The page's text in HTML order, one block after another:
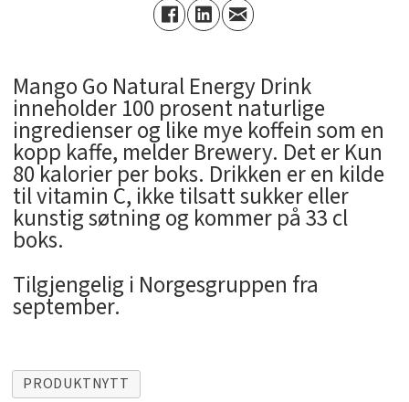
Mango Go Natural Energy Drink
inneholder 100 prosent naturlige
ingredienser og like mye koffein som en
kopp kaffe, melder Brewery. Det er Kun
80 kalorier per boks. Drikken er en kilde
til vitamin C, ikke tilsatt sukker eller
kunstig søtning og kommer på 33 cl
boks.
Tilgjengelig i Norgesgruppen fra
september.
PRODUKTNYTT